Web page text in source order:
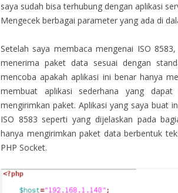
saya sudah bisa terhubung dengan aplikasi
Mengecek berbagai parameter yang ada di
Setelah saya membaca mengenai ISO
menerima paket data sesuai dengan
mencoba apakah aplikasi ini benar hanya
membuat aplikasi sederhana yang
mengirimkan paket. Aplikasi yang saya buat
ISO 8583 seperti yang dijelaskan pada
hanya mengirimkan paket data berbentuk
PHP Socket.